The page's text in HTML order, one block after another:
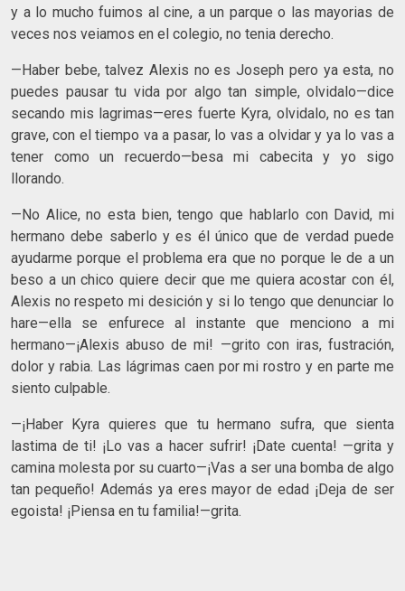
y a lo mucho fuimos al cine, a un parque o las mayorias de
veces nos veiamos en el colegio, no tenia derecho.
—Haber bebe, talvez Alexis no es Joseph pero ya esta, no
puedes pausar tu vida por algo tan simple, olvidalo—dice
secando mis lagrimas—eres fuerte Kyra, olvidalo, no es tan
grave, con el tiempo va a pasar, lo vas a olvidar y ya lo vas a
tener como un recuerdo—besa mi cabecita y yo sigo
llorando.
—No Alice, no esta bien, tengo que hablarlo con David, mi
hermano debe saberlo y es él único que de verdad puede
ayudarme porque el problema era que no porque le de a un
beso a un chico quiere decir que me quiera acostar con él,
Alexis no respeto mi desición y si lo tengo que denunciar lo
hare—ella se enfurece al instante que menciono a mi
hermano—¡Alexis abuso de mi! —grito con iras, fustración,
dolor y rabia. Las lágrimas caen por mi rostro y en parte me
siento culpable.
—¡Haber Kyra quieres que tu hermano sufra, que sienta
lastima de ti! ¡Lo vas a hacer sufrir! ¡Date cuenta! —grita y
camina molesta por su cuarto—¡Vas a ser una bomba de algo
tan pequeño! Además ya eres mayor de edad ¡Deja de ser
egoista! ¡Piensa en tu familia!—grita.